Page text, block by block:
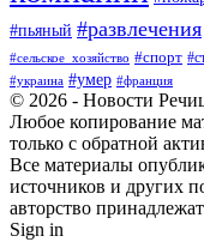
#пьяный #развлечения
#сельское_хозяйство #спорт
#украина #умер #франция
© 2026 - Новости
Любое копирование
только с обратной
Все материалы
источников и других
авторство
Sign in